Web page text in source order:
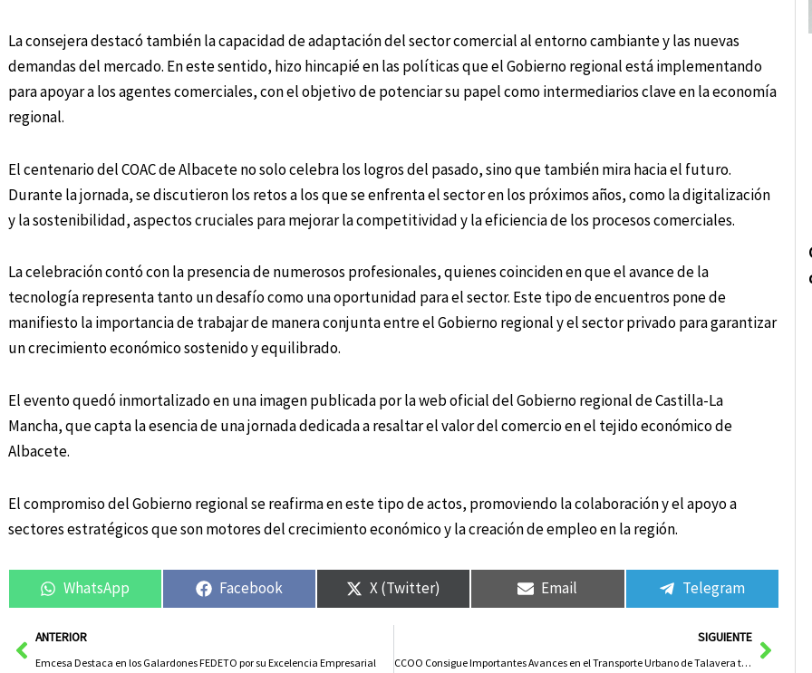
La consejera destacó también la capacidad de adaptación del sector comercial al entorno cambiante y las nuevas
demandas del mercado. En este sentido, hizo hincapié en las políticas que el Gobierno regional está implementando
para apoyar a los agentes comerciales, con el objetivo de potenciar su papel como intermediarios clave en la economía
regional.
El centenario del COAC de Albacete no solo celebra los logros del pasado, sino que también mira hacia el futuro.
Durante la jornada, se discutieron los retos a los que se enfrenta el sector en los próximos años, como la digitalización
y la sostenibilidad, aspectos cruciales para mejorar la competitividad y la eficiencia de los procesos comerciales.
La celebración contó con la presencia de numerosos profesionales, quienes coinciden en que el avance de la
tecnología representa tanto un desafío como una oportunidad para el sector. Este tipo de encuentros pone de
manifiesto la importancia de trabajar de manera conjunta entre el Gobierno regional y el sector privado para garantizar
un crecimiento económico sostenido y equilibrado.
El evento quedó inmortalizado en una imagen publicada por la web oficial del Gobierno regional de Castilla-La
Mancha, que capta la esencia de una jornada dedicada a resaltar el valor del comercio en el tejido económico de
Albacete.
El compromiso del Gobierno regional se reafirma en este tipo de actos, promoviendo la colaboración y el apoyo a
sectores estratégicos que son motores del crecimiento económico y la creación de empleo en la región.
WhatsApp Facebook X (Twitter) Email Telegram
AntANTERIOR
Emcesa Destaca en los Galardones FEDETO por su Excelencia Empresarial
SIGUIENTE
CCOO Consigue Importantes Avances en el Transporte Urbano de Talavera tras Intensa Lucha y Presión